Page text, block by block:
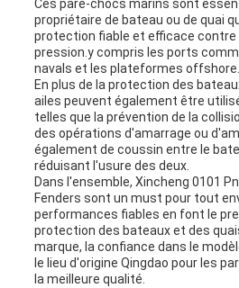
Ces pare-chocs marins sont
propriétaire de bateau ou de quai
protection fiable et efficace contre
pression.y compris les ports
navals et les plateformes offshore.
En plus de la protection des
ailes peuvent également être
telles que la prévention de la
des opérations d'amarrage ou
également de coussin entre le
réduisant l'usure des deux.
Dans l'ensemble, Xincheng 0101
Fenders sont un must pour tout
performances fiables en font le
protection des bateaux et des
marque, la confiance dans le
le lieu d'origine Qingdao pour les
la meilleure qualité.